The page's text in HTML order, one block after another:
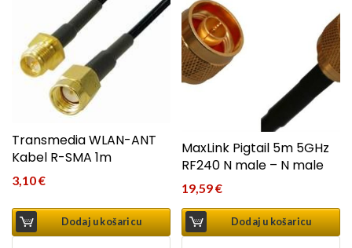
Transmedia WLAN-ANT
Kabel R-SMA 1m
3,10€
Dodaj u košaricu
MaxLink Pigtail 5m 5GHz
RF240 N male – N male
19,59€
Dodaj u košaricu